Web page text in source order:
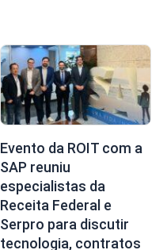
Evento da ROIT com a
SAP reuniu
especialistas da
Receita Federal e
Serpro para discutir
tecnologia, contratos